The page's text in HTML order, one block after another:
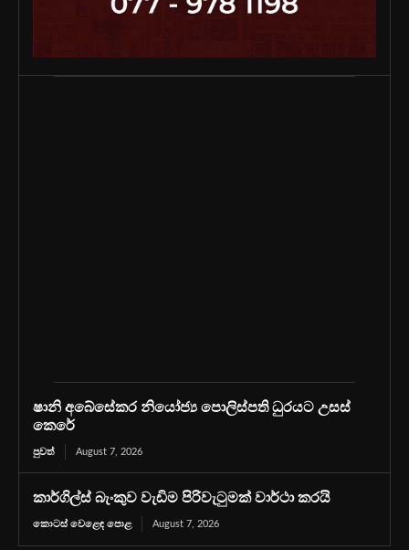
ෂානි අබේසේකර නියෝජ්‍ය පොලිස්පති ධුරයට උසස්
කෙරේ
පුවත් August 7, 2026
කාර්ගිල්ස් බැංකුව වැඩිම පිරිවැටුමක් වාර්ථා කරයි
කොටස් වෙළෙඳ පොළ August 7, 2026